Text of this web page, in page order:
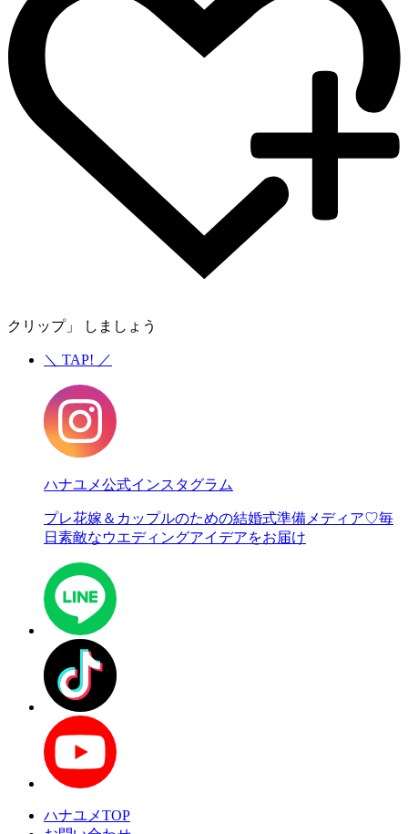
クリップ」 しましょう
＼ TAP! ／
ハナユメ公式インスタグラム
プレ花嫁＆カップルのための結婚式準備メディア♡毎
日素敵なウエディングアイデアをお届け
ハナユメTOP